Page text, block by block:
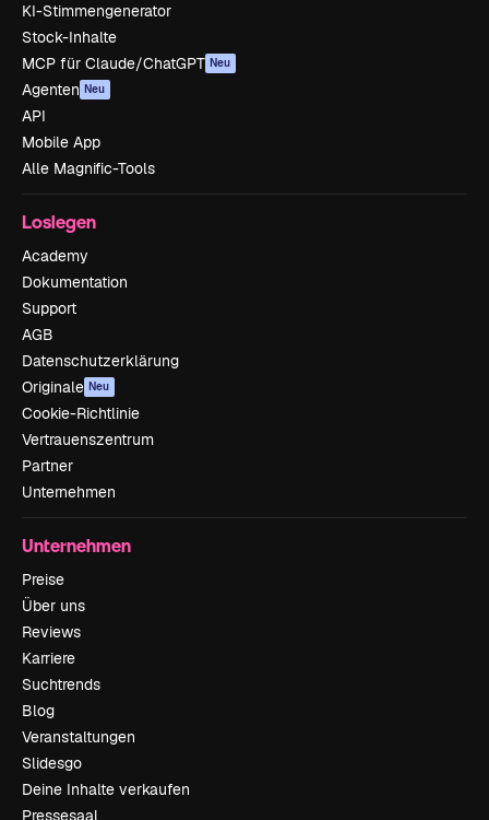
KI-Stimmengenerator
Stock-Inhalte
MCP für Claude/ChatGPT Neu
Agenten Neu
API
Mobile App
Alle Magnific-Tools
Loslegen
Academy
Dokumentation
Support
AGB
Datenschutzerklärung
Originale Neu
Cookie-Richtlinie
Vertrauenszentrum
Partner
Unternehmen
Unternehmen
Preise
Über uns
Reviews
Karriere
Suchtrends
Blog
Veranstaltungen
Slidesgo
Deine Inhalte verkaufen
Pressesaal